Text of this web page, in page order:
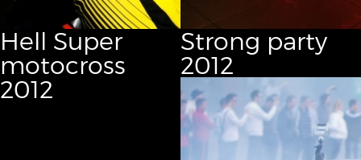
Hell Super
motocross
2012
Strong party
2012